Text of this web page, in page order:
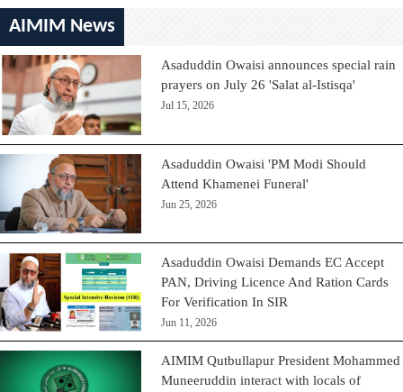
AIMIM News
Asaduddin Owaisi announces special rain
prayers on July 26 'Salat al-Istisqa'
Jul 15, 2026
Asaduddin Owaisi 'PM Modi Should
Attend Khamenei Funeral'
Jun 25, 2026
Asaduddin Owaisi Demands EC Accept
PAN, Driving Licence And Ration Cards
For Verification In SIR
Jun 11, 2026
AIMIM Qutbullapur President Mohammed
Muneeruddin interact with locals of